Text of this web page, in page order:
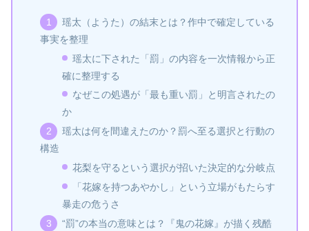
瑶太（ようた）の結末とは？作中で確定している
事実を整理
瑶太に下された「罰」の内容を一次情報から正
確に整理する
なぜこの処遇が「最も重い罰」と明言されたの
か
瑶太は何を間違えたのか？罰へ至る選択と行動の
構造
花梨を守るという選択が招いた決定的な分岐点
「花嫁を持つあやかし」という立場がもたらす
暴走の危うさ
“罰”の本当の意味とは？『鬼の花嫁』が描く残酷